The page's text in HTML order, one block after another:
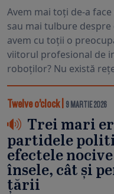
Avem mai toți de-a
sau mai tulbure despre
avem cu toții o
viitorul profesional de
roboților? Nu există
Twelve o’clock| 9 MARTIE 2026
Trei mari
partidele
efectele
însele, cât și
țării